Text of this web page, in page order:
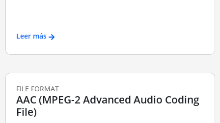
Leer más
FILE FORMAT
AAC (MPEG-2 Advanced Audio Coding
File)